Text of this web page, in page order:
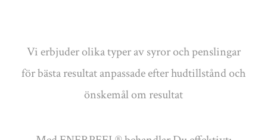
Vi erbjuder olika typer av syror och penslingar
för bästa resultat anpassade efter hudtillstånd och
önskemål om resultat